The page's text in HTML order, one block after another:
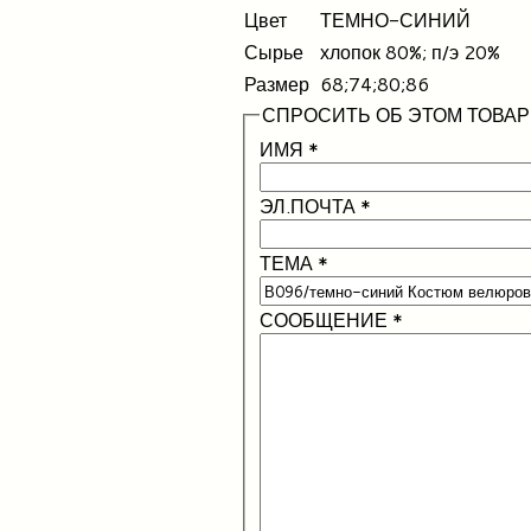
Цвет
ТЕМНО-СИНИЙ
Сырье
хлопок 80%; п/э 20%
Размер 68;74;80;86
СПРОСИТЬ ОБ ЭТОМ
ИМЯ *
ЭЛ.ПОЧТА *
ТЕМА *
СООБЩЕНИЕ *